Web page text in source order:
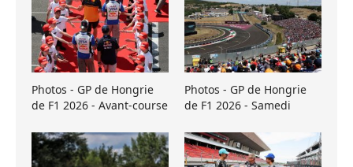
Photos - GP de Hongrie
de F1 2026 - Avant-course
Photos - GP de Hongrie
de F1 2026 - Samedi